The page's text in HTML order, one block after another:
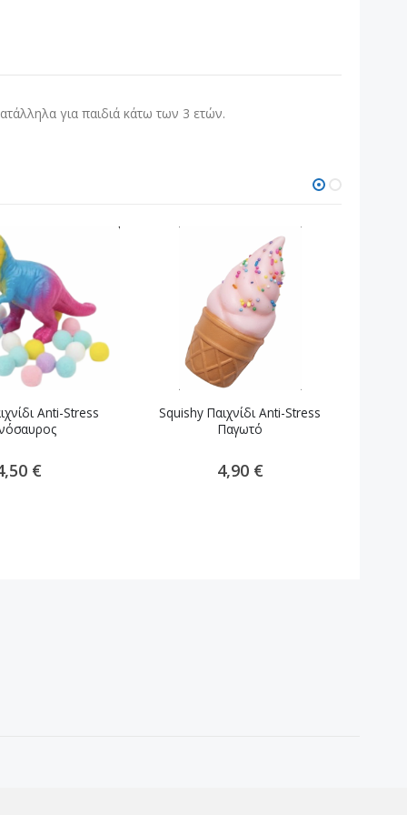
για παιδιά κάτω των 3 ετών.
Anti-Stress
€
Squishy Παιχνίδι Anti-Stress
Παγωτό
4,90 €